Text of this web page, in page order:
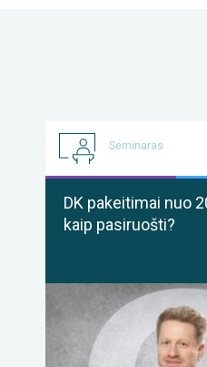
Seminaras
DK pakeitimai nuo
kaip pasiruošti?